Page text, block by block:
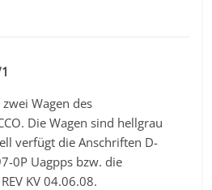
Wagen des
Die Wagen sind hellgrau
verfügt die Anschriften D-
0P Uagpps bzw. die
KV 04.06.08.